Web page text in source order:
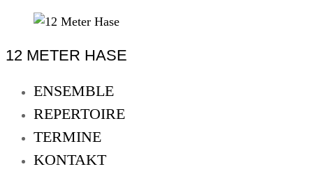
content
Meter
Improtheater
Oldenburg
12 METER HASE
ENSEMBLE
REPERTOIRE
TERMINE
KONTAKT